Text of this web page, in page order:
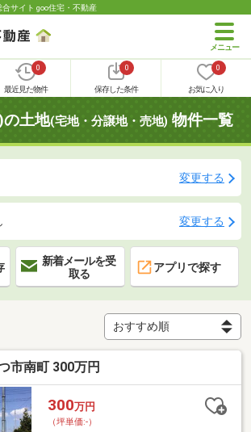
サイト goo住宅・不動産
0
最近見た物件
0
保存した条件
0
お気に入り
の土地(宅地・分譲地・売地) 物件一覧
変更する
変更する
新着メールを受
取る
アプリで探す
市南町 300万円
300万円
（坪単価:-）